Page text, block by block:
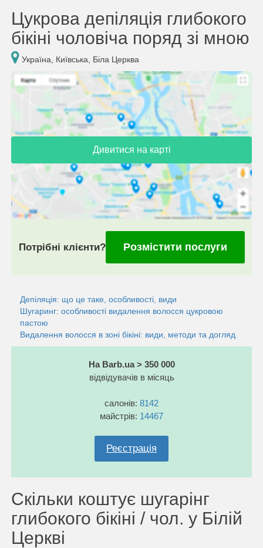
Цукрова депіляція глибокого
бікіні чоловіча поряд зі мною
Україна, Київська, Біла Церква
Дивитися на карті
Потрібні клієнти? Розмістити послуги
Депіляція: що це таке, особливості, види
Шугаринг: особливості видалення волосся цукровою
пастою
Видалення волосся в зоні бікіні: види, методи та догляд
На Barb.ua > 350 000
відвідувачів в місяць
салонів: 8142
майстрів: 14467
Реєстрація
Скільки коштує шугарінг
глибокого бікіні / чол. у Білій
Церкві